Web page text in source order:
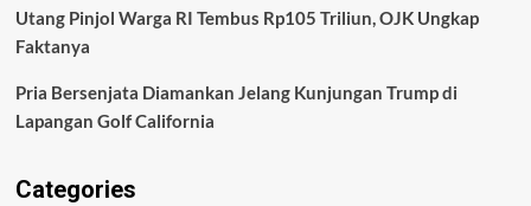
Utang Pinjol Warga RI Tembus Rp105 Triliun, OJK Ungkap
Faktanya
Pria Bersenjata Diamankan Jelang Kunjungan Trump di
Lapangan Golf California
Categories